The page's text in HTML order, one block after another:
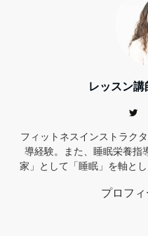
レッスン
フィットネスインストラク
導経験。また、睡眠栄養指
家」として「睡眠」を軸と
プロフ